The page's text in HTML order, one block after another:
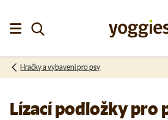
Přeskočit na obsah
Hračky a vybavení pro psy
Lízací podložky pro